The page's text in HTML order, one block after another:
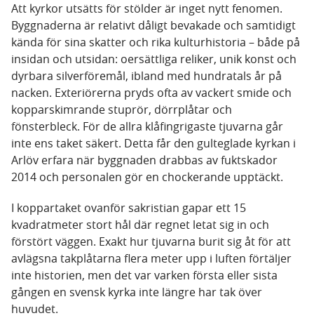
Att kyrkor utsätts för stölder är inget nytt fenomen.
Byggnaderna är relativt dåligt bevakade och samtidigt
kända för sina skatter och rika kulturhistoria – både på
insidan och utsidan: oersättliga reliker, unik konst och
dyrbara silverföremål, ibland med hundratals år på
nacken. Exteriörerna pryds ofta av vackert smide och
kopparskimrande stuprör, dörrplåtar och
fönsterbleck. För de allra klåfingrigaste tjuvarna går
inte ens taket säkert. Detta får den gulteglade kyrkan i
Arlöv erfara när byggnaden drabbas av fuktskador
2014 och personalen gör en chockerande upptäckt.
I koppartaket ovanför sakristian gapar ett 15
kvadratmeter stort hål där regnet letat sig in och
förstört väggen. Exakt hur tjuvarna burit sig åt för att
avlägsna takplåtarna flera meter upp i luften förtäljer
inte historien, men det var varken första eller sista
gången en svensk kyrka inte längre har tak över
huvudet.